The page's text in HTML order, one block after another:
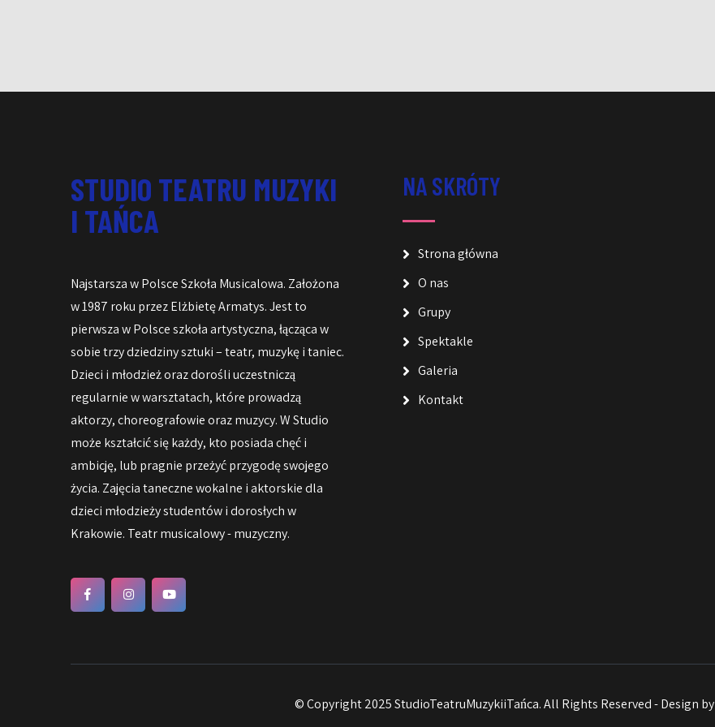
STUDIO TEATRU MUZYKI
I TAŃCA
Najstarsza w Polsce Szkoła Musicalowa. Założona
w 1987 roku przez Elżbietę Armatys. Jest to
pierwsza w Polsce szkoła artystyczna, łącząca w
sobie trzy dziedziny sztuki – teatr, muzykę i taniec.
Dzieci i młodzież oraz dorośli uczestniczą
regularnie w warsztatach, które prowadzą
aktorzy, choreografowie oraz muzycy. W Studio
może kształcić się każdy, kto posiada chęć i
ambicję, lub pragnie przeżyć przygodę swojego
życia. Zajęcia taneczne wokalne i aktorskie dla
dzieci młodzieży studentów i dorosłych w
Krakowie. Teatr musicalowy - muzyczny.
NA SKRÓTY
Strona główna
O nas
Grupy
Spektakle
Galeria
Kontakt
© Copyright 2025 StudioTeatruMuzykiiTańca. All Rights Reserved - Design by